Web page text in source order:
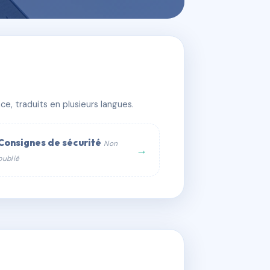
traduits en plusieurs langues.
de sécurité Non
→